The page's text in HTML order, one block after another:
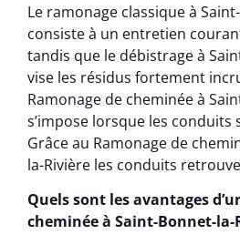
Le ramonage classique à
consiste à un entretien
tandis que le débistrage à
vise les résidus fortement
Ramonage de cheminée à
s’impose lorsque les conduits
Grâce au Ramonage de
la-Rivière les conduits
Quels sont les avantages
cheminée à Saint-Bonnet-la-